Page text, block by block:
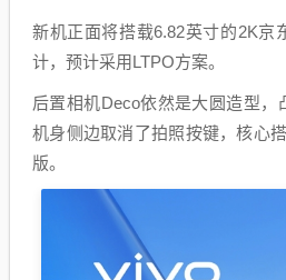
新机正面将搭载6.82英寸的2K京
计，预计采用LTPO方案。
后置相机Deco依然是大圆造型，
机身侧边取消了拍照按键，核心
版。